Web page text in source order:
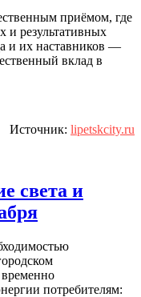
приёмом, где
и результативных
и их наставников —
вклад в
Источник: lipetskcity.ru
света и
временно
потребителям: